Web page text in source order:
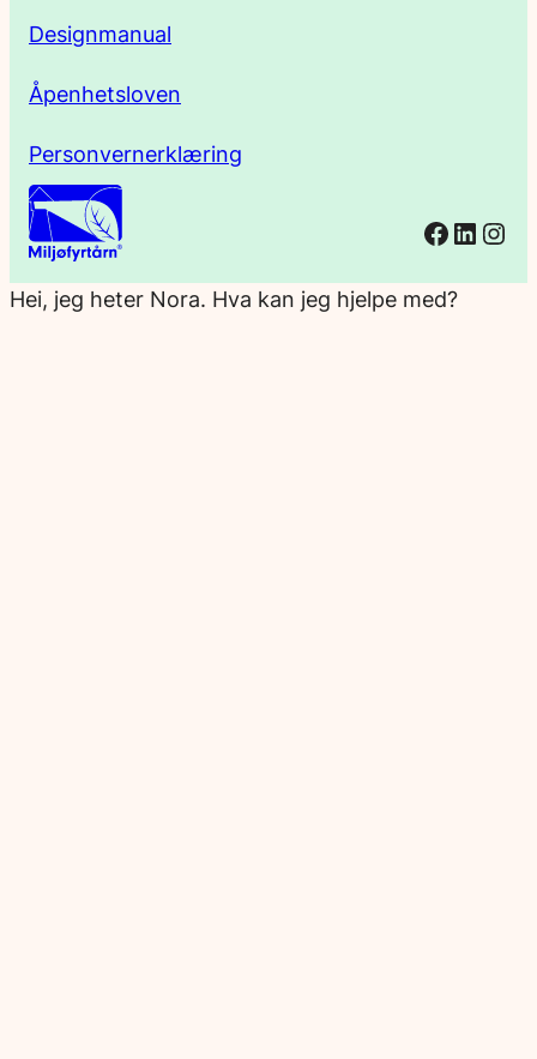
Designmanual
Åpenhetsloven
Personvernerklæring
Hei, jeg heter Nora. Hva kan jeg hjelpe med?